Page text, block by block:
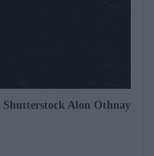
Shutterstock Alon Othnay